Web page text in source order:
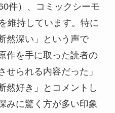
件）、コミックシーモ
維持しています。特に
然深い」という声で
作を手に取った読者の
せられる内容だった」
然好き」とコメントし
みに驚く方が多い印象